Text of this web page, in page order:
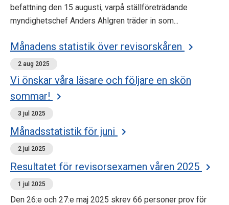
befattning den 15 augusti, varpå ställföreträdande
myndighetschef Anders Ahlgren träder in som...
Månadens statistik över revisorskåren
2 aug 2025
Vi önskar våra läsare och följare en skön
sommar!
3 jul 2025
Månadsstatistik för juni
2 jul 2025
Resultatet för revisorsexamen våren 2025
1 jul 2025
Den 26:e och 27:e maj 2025 skrev 66 personer prov för